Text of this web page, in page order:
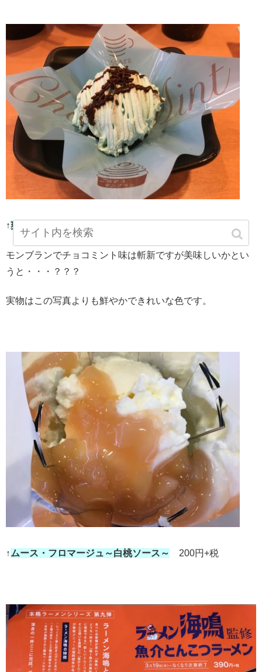
↑爽やかチョコミントのモンブラン
モンブランでチョコミント味は斬新ですが美味しいかとい
うと・・・？？？
実物はこの写真よりも鮮やかできれいな色です。
↑ムース・フロマージュ～白桃ソース～ 200円+税